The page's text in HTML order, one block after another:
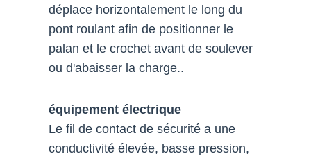
déplace horizontalement le long du
pont roulant afin de positionner le
palan et le crochet avant de soulever
ou d'abaisser la charge..
équipement électrique
Le fil de contact de sécurité a une
conductivité élevée, basse pression,